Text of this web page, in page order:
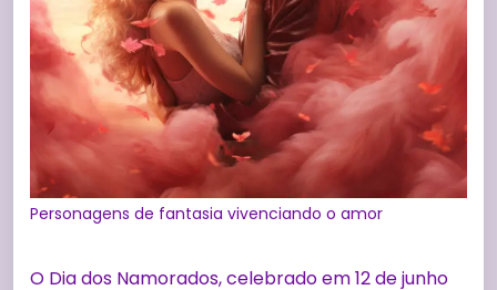
Personagens de fantasia vivenciando o amor
O Dia dos Namorados, celebrado em 12 de junho